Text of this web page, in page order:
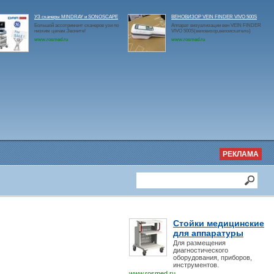
УЗ сканеры MINDRAY и SONOSCAPE
Большой ассотримент сканеров узи по
низким ценам.Звоните!
www.rosmed.ru
ВЕНОВИЗОР VEIN FINDER VIVO 500S
Аппарат визуализации вен VEIN FINDER
VIVO 500S(веновизор,веноискатель)
www.rosmed.ru
РЕКЛАМА
Стойки медицинские
для аппаратуры
Для размещения
диагностического
оборудования, приборов,
инструментов.